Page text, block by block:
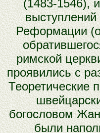
(1483-1546),
Реформации
римской
проявились с
Теоретические
богословом
были